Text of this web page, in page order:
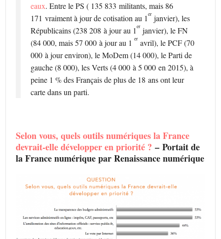
eaux. Entre le PS ( 135 833 militants, mais 86
171 vraiment à jour de cotisation au 1er janvier), les
Républicains (238 208 à jour au 1er janvier), le FN
(84 000, mais 57 000 à jour au 1er avril), le PCF (70
000 à jour environ), le MoDem (14 000), le Parti de
gauche (8 000), les Verts (4 000 à 5 000 en 2015), à
peine 1 % des Français de plus de 18 ans ont leur
carte dans un parti.
Selon vous, quels outils numériques la France
devrait-elle développer en priorité ?– Portait de
la France numérique par Renaissance numérique